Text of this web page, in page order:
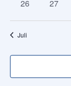
0
26
0
27
Juli